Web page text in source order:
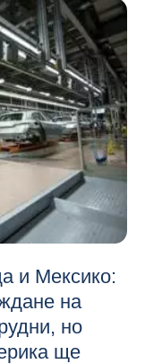
и Мексико:
на
но
ще